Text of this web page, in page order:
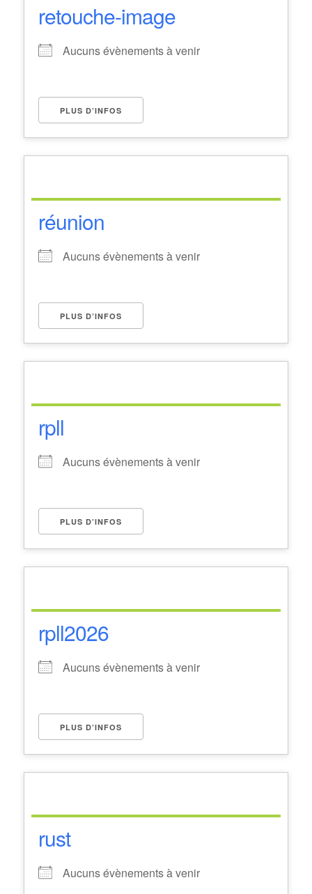
retouche-image
Aucuns évènements à venir
PLUS D’INFOS
réunion
Aucuns évènements à venir
PLUS D’INFOS
rpll
Aucuns évènements à venir
PLUS D’INFOS
rpll2026
Aucuns évènements à venir
PLUS D’INFOS
rust
Aucuns évènements à venir